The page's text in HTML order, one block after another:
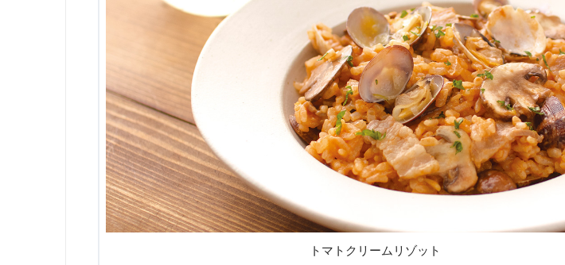
トマトクリームリゾット